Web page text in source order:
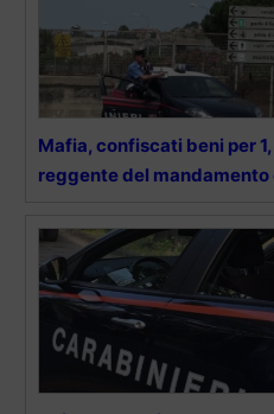
Mafia, confiscati beni per
reggente del mandamento